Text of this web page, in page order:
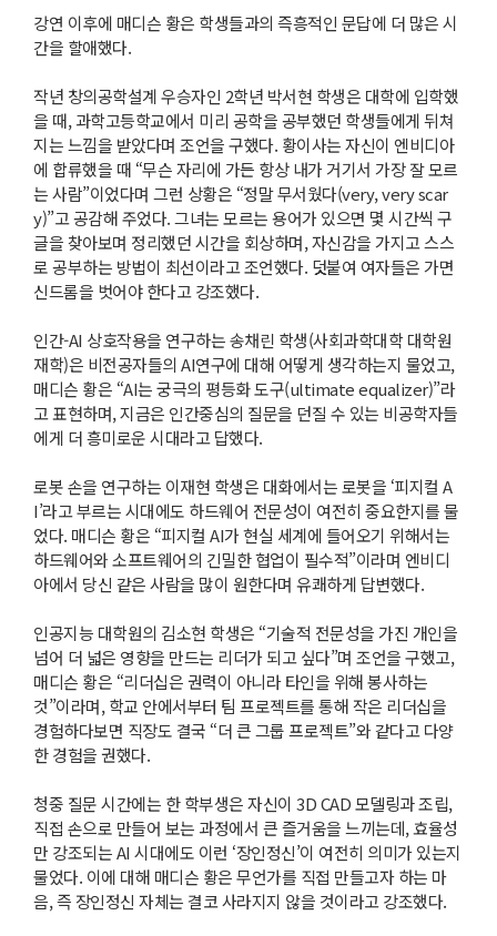
강연 이후에 매디슨 황은 학생들과의 즉흥적인 문답에 더 많은 시
간을 할애했다.
작년 창의공학설계 우승자인 2학년 박서현 학생은 대학에 입학했
을 때, 과학고등학교에서 미리 공학을 공부했던 학생들에게 뒤쳐
지는 느낌을 받았다며 조언을 구했다. 황이사는 자신이 엔비디아
에 합류했을 때 “무슨 자리에 가든 항상 내가 거기서 가장 잘 모르
는 사람”이었다며 그런 상황은 “정말 무서웠다(very, very scar
y)”고 공감해 주었다. 그녀는 모르는 용어가 있으면 몇 시간씩 구
글을 찾아보며 정리했던 시간을 회상하며, 자신감을 가지고 스스
로 공부하는 방법이 최선이라고 조언했다. 덧붙여 여자들은 가면
신드롬을 벗어야 한다고 강조했다.
인간-AI 상호작용을 연구하는 송채린 학생(사회과학대학 대학원
재학)은 비전공자들의 AI연구에 대해 어떻게 생각하는지 물었고,
매디슨 황은 “AI는 궁극의 평등화 도구(ultimate equalizer)”라
고 표현하며, 지금은 인간중심의 질문을 던질 수 있는 비공학자들
에게 더 흥미로운 시대라고 답했다.
로봇 손을 연구하는 이재현 학생은 대화에서는 로봇을 ‘피지컬 A
I’라고 부르는 시대에도 하드웨어 전문성이 여전히 중요한지를 물
었다. 매디슨 황은 “피지컬 AI가 현실 세계에 들어오기 위해서는
하드웨어와 소프트웨어의 긴밀한 협업이 필수적”이라며 엔비디
아에서 당신 같은 사람을 많이 원한다며 유쾌하게 답변했다.
인공지능 대학원의 김소현 학생은 “기술적 전문성을 가진 개인을
넘어 더 넓은 영향을 만드는 리더가 되고 싶다”며 조언을 구했고,
매디슨 황은 “리더십은 권력이 아니라 타인을 위해 봉사하는
것”이라며, 학교 안에서부터 팀 프로젝트를 통해 작은 리더십을
경험하다보면 직장도 결국 “더 큰 그룹 프로젝트”와 같다고 다양
한 경험을 권했다.
청중 질문 시간에는 한 학부생은 자신이 3D CAD 모델링과 조립,
직접 손으로 만들어 보는 과정에서 큰 즐거움을 느끼는데, 효율성
만 강조되는 AI 시대에도 이런 ‘장인정신’이 여전히 의미가 있는지
물었다. 이에 대해 매디슨 황은 무언가를 직접 만들고자 하는 마
음, 즉 장인정신 자체는 결코 사라지지 않을 것이라고 강조했다.